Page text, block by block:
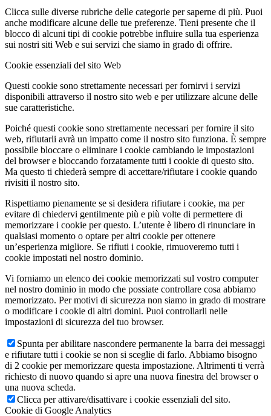
Clicca sulle diverse rubriche delle categorie per saperne di più. Puoi
anche modificare alcune delle tue preferenze. Tieni presente che il
blocco di alcuni tipi di cookie potrebbe influire sulla tua esperienza
sui nostri siti Web e sui servizi che siamo in grado di offrire.
Cookie essenziali del sito Web
Questi cookie sono strettamente necessari per fornirvi i servizi
disponibili attraverso il nostro sito web e per utilizzare alcune delle
sue caratteristiche.
Poiché questi cookie sono strettamente necessari per fornire il sito
web, rifiutarli avrà un impatto come il nostro sito funziona. È sempre
possibile bloccare o eliminare i cookie cambiando le impostazioni
del browser e bloccando forzatamente tutti i cookie di questo sito.
Ma questo ti chiederà sempre di accettare/rifiutare i cookie quando
rivisiti il nostro sito.
Rispettiamo pienamente se si desidera rifiutare i cookie, ma per
evitare di chiedervi gentilmente più e più volte di permettere di
memorizzare i cookie per questo. L’utente è libero di rinunciare in
qualsiasi momento o optare per altri cookie per ottenere
un’esperienza migliore. Se rifiuti i cookie, rimuoveremo tutti i
cookie impostati nel nostro dominio.
Vi forniamo un elenco dei cookie memorizzati sul vostro computer
nel nostro dominio in modo che possiate controllare cosa abbiamo
memorizzato. Per motivi di sicurezza non siamo in grado di mostrare
o modificare i cookie di altri domini. Puoi controllarli nelle
impostazioni di sicurezza del tuo browser.
Spunta per abilitare nascondere permanente la barra dei messaggi
e rifiutare tutti i cookie se non si sceglie di farlo. Abbiamo bisogno
di 2 cookie per memorizzare questa impostazione. Altrimenti ti verrà
richiesto di nuovo quando si apre una nuova finestra del browser o
una nuova scheda.
Clicca per attivare/disattivare i cookie essenziali del sito.
Cookie di Google Analytics